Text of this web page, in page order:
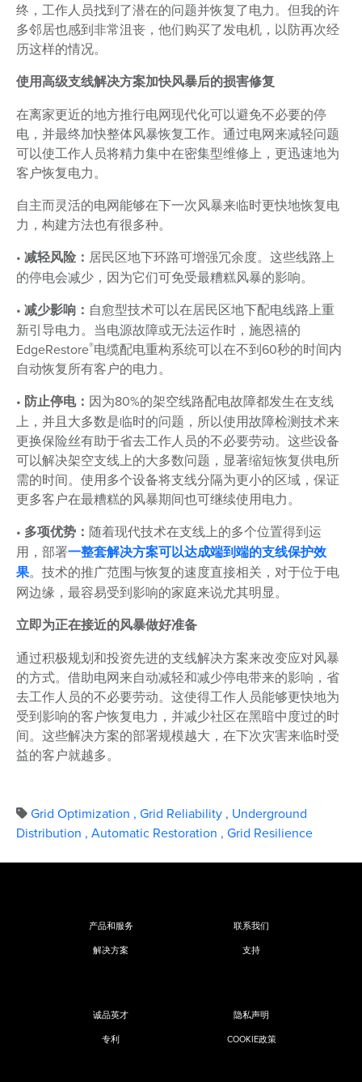
终，工作人员找到了潜在的问题并恢复了电力。但我的许
多邻居也感到非常沮丧，他们购买了发电机，以防再次经
历这样的情况。
使用高级支线解决方案加快风暴后的损害修复
在离家更近的地方推行电网现代化可以避免不必要的停
电，并最终加快整体风暴恢复工作。通过电网来减轻问题
可以使工作人员将精力集中在密集型维修上，更迅速地为
客户恢复电力。
自主而灵活的电网能够在下一次风暴来临时更快地恢复电
力，构建方法也有很多种。
• 减轻风险： 居民区地下环路可增强冗余度。这些线路上
的停电会减少，因为它们可免受最糟糕风暴的影响。
• 减少影响： 自愈型技术可以在居民区地下配电线路上重
新引导电力。当电源故障或无法运作时，施恩禧的
EdgeRestore®电缆配电重构系统可以在不到60秒的时间内
自动恢复所有客户的电力。
• 防止停电： 因为80%的架空线路配电故障都发生在支线
上，并且大多数是临时的问题，所以使用故障检测技术来
更换保险丝有助于省去工作人员的不必要劳动。这些设备
可以解决架空支线上的大多数问题，显著缩短恢复供电所
需的时间。使用多个设备将支线分隔为更小的区域，保证
更多客户在最糟糕的风暴期间也可继续使用电力。
• 多项优势： 随着现代技术在支线上的多个位置得到运
用，部署一整套解决方案可以达成端到端的支线保护效
果。技术的推广范围与恢复的速度直接相关，对于位于电
网边缘，最容易受到影响的家庭来说尤其明显。
立即为正在接近的风暴做好准备
通过积极规划和投资先进的支线解决方案来改变应对风暴
的方式。借助电网来自动减轻和减少停电带来的影响，省
去工作人员的不必要劳动。这使得工作人员能够更快地为
受到影响的客户恢复电力，并减少社区在黑暗中度过的时
间。这些解决方案的部署规模越大，在下次灾害来临时受
益的客户就越多。
Grid Optimization , Grid Reliability , Underground
Distribution , Automatic Restoration , Grid Resilience
产品和服务
解决方案
联系我们
支持
诚品英才
专利
隐私声明
COOKIE政策